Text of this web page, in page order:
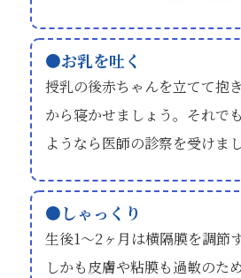
お乳を吐く
授乳の後赤ちゃんを立てて抱
から寝かせましょう。それで
ようなら医師の診察を受けまし
しゃっくり
生後1～2ヶ月は横隔膜を調節
しかも皮膚や粘膜も過敏のた